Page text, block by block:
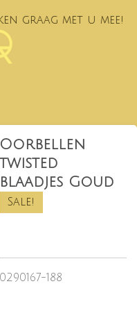
u mee!
Oorbellen
twisted
blaadjes Goud
Sale!
0290167-188